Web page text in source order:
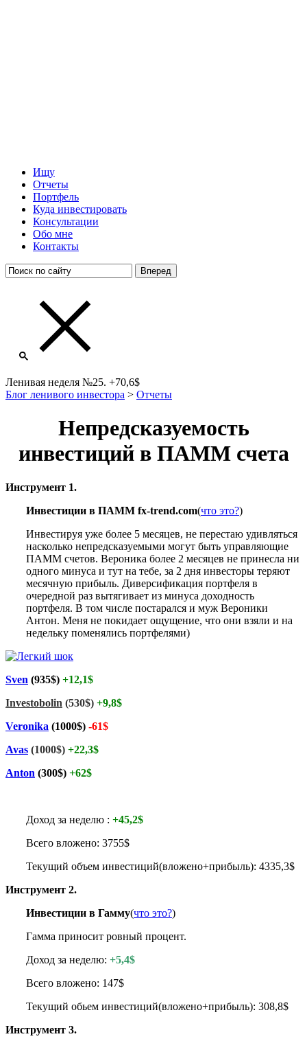
Ищу
Отчеты
Портфель
Куда инвестировать
Консультации
Обо мне
Контакты
Ленивая неделя №25. +70,6$
Блог ленивого инвестора > Отчеты
Непредсказуемость
инвестиций в ПАММ счета
Инструмент 1.
Инвестиции в ПАММ fx-trend.com(что это?)
Инвестируя уже более 5 месяцев, не перестаю удивляться
насколько непредсказуемыми могут быть управляющие
ПАММ счетов. Вероника более 2 месяцев не принесла ни
одного минуса и тут на тебе, за 2 дня инвесторы теряют
месячную прибыль. Диверсификация портфеля в
очередной раз вытягивает из минуса доходность
портфеля. В том числе постарался и муж Вероники
Антон. Меня не покидает ощущение, что они взяли и на
недельку поменялись портфелями)
Sven (935$) +12,1$
Investobolin (530$) +9,8$
Veronika (1000$) -61$
Avas (1000$) +22,3$
Anton (300$) +62$
Доход за неделю : +45,2$
Всего вложено: 3755$
Текущий объем инвестиций(вложено+прибыль): 4335,3$
Инструмент 2.
Инвестиции в Гамму(что это?)
Гамма приносит ровный процент.
Доход за неделю: +5,4$
Всего вложено: 147$
Текущий обьем инвестиций(вложено+прибыль): 308,8$
Инструмент 3.